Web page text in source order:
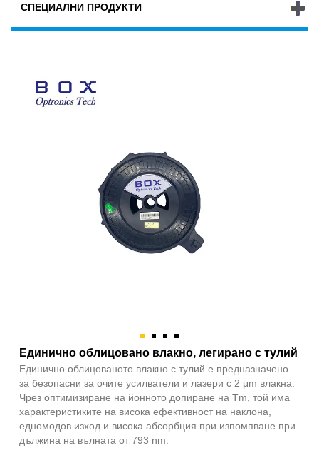
СПЕЦИАЛНИ ПРОДУКТИ
Единично облицовано влакно, легирано с тулий
Единично облицованото влакно с тулий е предназначено
за безопасни за очите усилватели и лазери с 2 μm влакна.
Чрез оптимизиране на йонното допиране на Tm, той има
характеристиките на висока ефективност на наклона,
едномодов изход и висока абсорбция при изпомпване при
дължина на вълната от 793 nm.